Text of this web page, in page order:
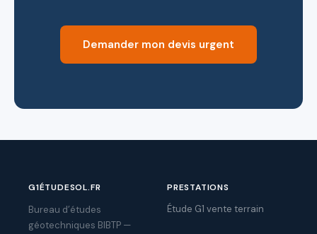
Demander mon devis urgent
G1ÉTUDESOL.FR
Bureau d’études
géotechniques BIBTP —
PRESTATIONS
Étude G1 vente terrain